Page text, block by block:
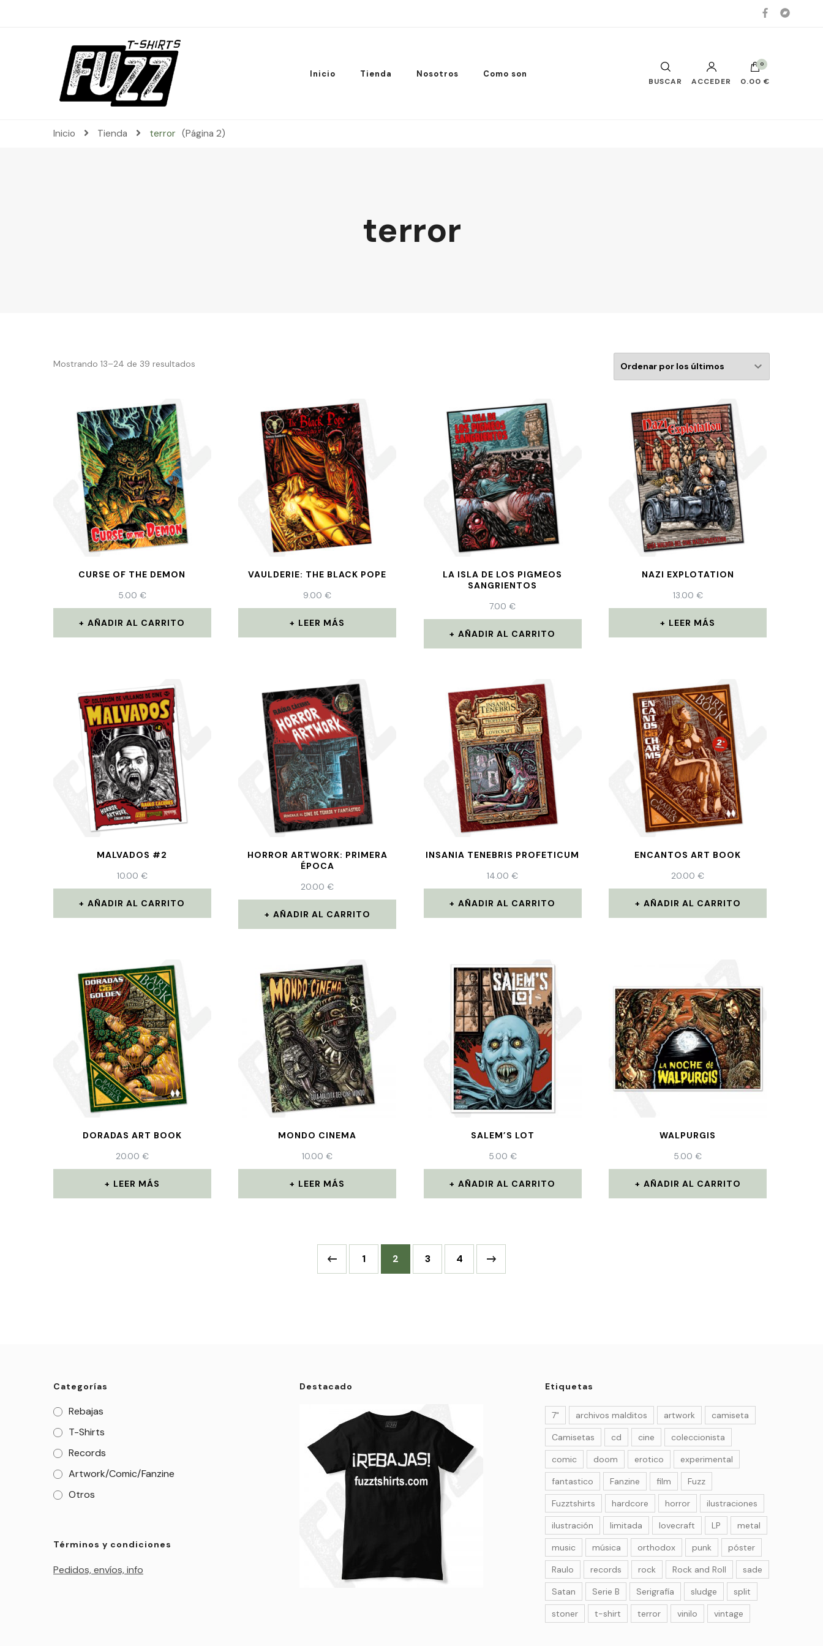
Inicio Tienda Nosotros Como son
BUSCAR ACCEDER
0
0.00 €
Inicio Tienda terror (Página 2)
terror
Mostrando 13–24 de 39 resultados
CURSE OF THE DEMON
5.00 €
AÑADIR AL CARRITO
VAULDERIE: THE BLACK POPE
9.00€
LEER MÁS
LA ISLA DE LOS PIGMEOS
SANGRIENTOS
7.00€
AÑADIR AL CARRITO
NAZI EXPLOTATION
13.00 €
LEER MÁS
MALVADOS #2
10.00 €
AÑADIR AL CARRITO
HORROR ARTWORK: PRIMERA
ÉPOCA
20.00€
AÑADIR AL CARRITO
INSANIA TENEBRIS PROFETICUM
14.00€
AÑADIR AL CARRITO
ENCANTOS ART BOOK
20.00€
AÑADIR AL CARRITO
DORADAS ART BOOK
20.00 €
LEER MÁS
MONDO CINEMA
10.00€
LEER MÁS
SALEM’S LOT
5.00 €
AÑADIR AL CARRITO
WALPURGIS
5.00€
AÑADIR AL CARRITO
1 2 3 4
Categorías
Rebajas
T-Shirts
Records
Artwork/Comic/Fanzine
Otros
Términos y condiciones
Pedidos, envíos, info
Destacado Etiquetas
7" archivos malditos artwork
camiseta
Camisetas
cd cine
coleccionista
comic
doom erotico
experimental
fantastico
Fanzine film
Fuzz
Fuzztshirts
hardcore horror
ilustraciones
ilustración
limitada lovecraft LP
metal
music
música orthodox punk
póster
Raulo
records rock Rock and Roll
sade
Satan
Serie B Serigrafía sludge
split
stoner
t-shirt terror vinilo vintage